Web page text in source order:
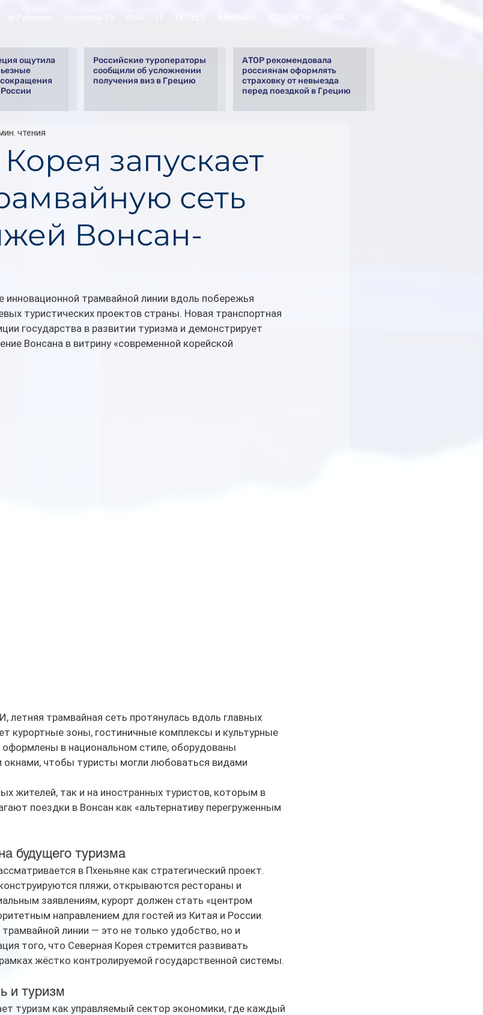
ощутила
Российские туроператоры
сообщили об усложнении
получения виз в Грецию
АТОР рекомендовала
россиянам оформлять
страховку от невыезда
перед поездкой в Грецию
запускает
сеть
Вонсан-
чтения
инновационной трамвайной линии вдоль побережья
туристических проектов страны. Новая транспортная
государства в развитии туризма и демонстрирует
Вонсана в витрину «современной корейской
летняя трамвайная сеть протянулась вдоль главных
курортные зоны, гостиничные комплексы и культурные
в национальном стиле, оборудованы
чтобы туристы могли любоваться видами
жителей, так и на иностранных туристов, которым в
поездки в Вонсан как «альтернативу перегруженным
будущего туризма
в Пхеньяне как стратегический проект.
пляжи, открываются рестораны и
заявлениям, курорт должен стать «центром
направлением для гостей из Китая и России.
линии — это не только удобство, но и
того, что Северная Корея стремится развивать
жёстко контролируемой государственной системы.
и туризм
туризм как управляемый сектор экономики, где каждый